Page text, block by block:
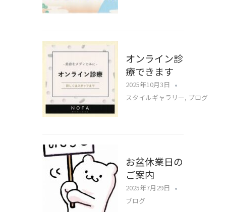
オンライン診
療できます
2025年10月3日
スタイルギャラリー, ブログ
お盆休業日の
ご案内
2025年7月29日
ブログ